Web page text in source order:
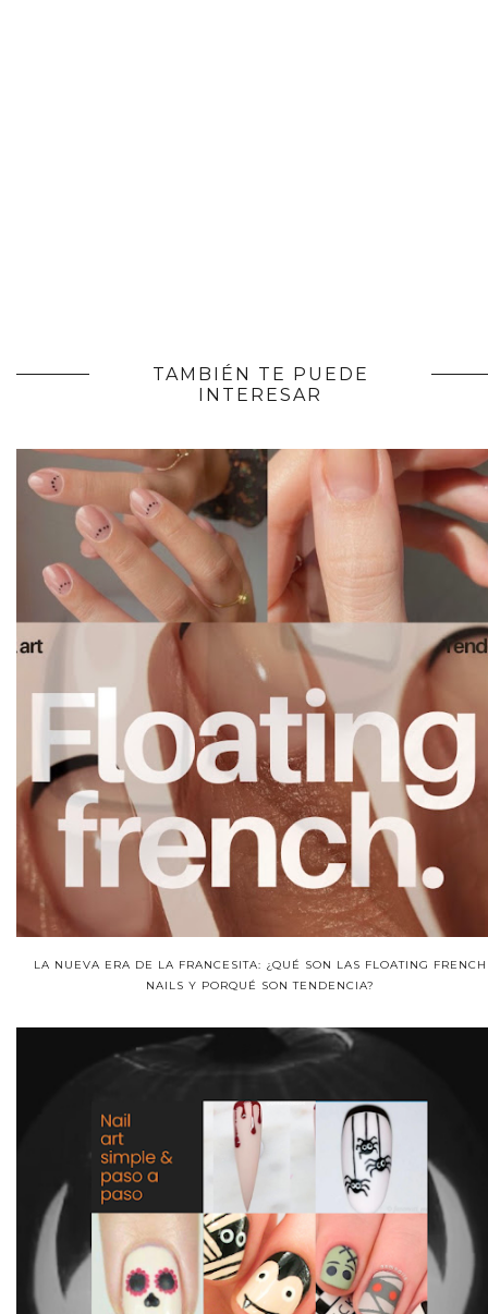
TAMBIÉN TE PUEDE
INTERESAR
LA NUEVA ERA DE LA FRANCESITA: ¿QUÉ SON LAS FLOATING FRENCH
NAILS Y PORQUÉ SON TENDENCIA?